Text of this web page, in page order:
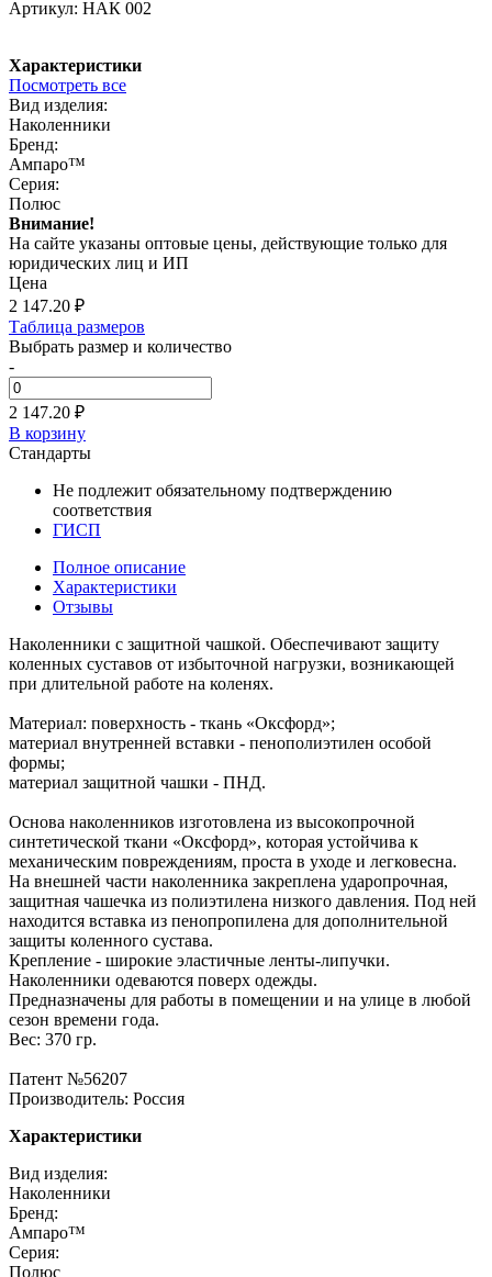
Артикул: НАК 002
Характеристики
Посмотреть все
Вид изделия:
Наколенники
Бренд:
Ампаро™
Серия:
Полюс
Внимание!
На сайте указаны оптовые цены, действующие только для
юридических лиц и ИП
Цена
2 147.20 ₽
Таблица размеров
Выбрать размер и количество
-
2 147.20 ₽
В корзину
Стандарты
Не подлежит обязательному подтверждению
соответствия
ГИСП
Полное описание
Характеристики
Отзывы
Наколенники с защитной чашкой. Обеспечивают защиту
коленных суставов от избыточной нагрузки, возникающей
при длительной работе на коленях.
Материал: поверхность - ткань «Оксфорд»;
материал внутренней вставки - пенополиэтилен особой
формы;
материал защитной чашки - ПНД.
Основа наколенников изготовлена из высокопрочной
синтетической ткани «Оксфорд», которая устойчива к
механическим повреждениям, проста в уходе и легковесна.
На внешней части наколенника закреплена ударопрочная,
защитная чашечка из полиэтилена низкого давления. Под ней
находится вставка из пенопропилена для дополнительной
защиты коленного сустава.
Крепление - широкие эластичные ленты-липучки.
Наколенники одеваются поверх одежды.
Предназначены для работы в помещении и на улице в любой
сезон времени года.
Вес: 370 гр.
Патент №56207
Производитель: Россия
Характеристики
Вид изделия:
Наколенники
Бренд:
Ампаро™
Серия:
Полюс